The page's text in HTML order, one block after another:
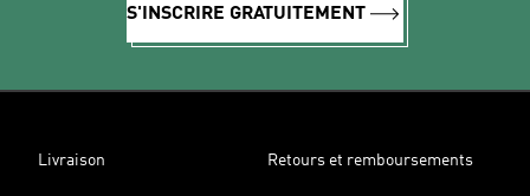
S'INSCRIRE GRATUITEMENT
Livraison Retours et remboursements